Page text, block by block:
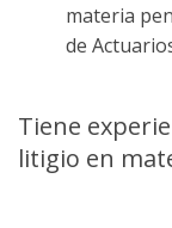
materia
de
Tiene
litigio en